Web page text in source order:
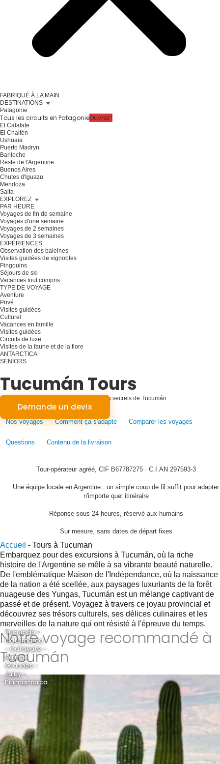
FABRIQUÉ À LA MAIN
DESTINATIONS
Patagonie
Tous les circuits en PatagonieOuvrez !
El Calafate
El Chaltén
Ushuaia
Puerto Madryn
Bariloche
Reste de l'Argentine
Buenos Aires
Chutes d'Iguazu
Mendoza
Salta
EXPLOREZ
PAR HEURE
Voyages de fin de semaine
Voyages d'une semaine
Voyages de 2 semaines
Voyages de 3 semaines
EXPÉRIENCES
Observation des baleines
Visites guidées de vignobles
Pingouins
Séjours de ski
Vacances tout compris
TYPE DE VOYAGE
Aventure
Privé
Visites guidées
Culturel
Vacances en famille
Visites guidées
Circuits de luxe
Visites de la faune et de la flore
ANTARCTICA
SENIORS
Tucumán Tours
L'histoire rencontre la nature : Révéler les secrets de Tucumán
Demande un devis
Nos voyages Comment ça s'adapte Comparer les voyages
Questions Contenu de la livraison
Tour-opérateur agréé, CIF B67787275 · C.I.AN 297593-3
Une équipe locale en Argentine : un simple coup de fil suffit pour adapter
n'importe quel itinéraire
Réponse sous 24 heures, réservé aux humains
Sur mesure, sans dates de départ fixes
Accueil - Tours à Tucuman
Embarquez pour des excursions à Tucumán, où la riche
histoire de l'Argentine se mêle à sa vibrante beauté naturelle.
De l'emblématique Maison de l'Indépendance, où la naissance
de la nation a été scellée, aux paysages luxuriants de la forêt
nuageuse des Yungas, Tucumán est un mélange captivant de
passé et de présent. Voyagez à travers ce joyau provincial et
découvrez ses trésors culturels, ses délices culinaires et les
merveilles de la nature qui ont résisté à l'épreuve du temps.
Notre voyage recommandé à
Tucumán
Tucumán -
Catamarca
- Cafayate -
Salinas
Grandes -
Jujuy -
Purmamarca